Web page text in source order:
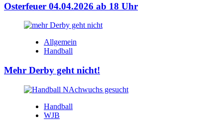
Osterfeuer 04.04.2026 ab 18 Uhr
Allgemein
Handball
Mehr Derby geht nicht!
Handball
WJB